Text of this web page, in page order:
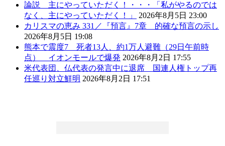
論説 主にやっていただく！・・・「私がやるのでは
なく、主にやっていただく！」
2026年8月5日 23:00
カリスマの恵み 331／『預言』7章 的確な預言の示し
2026年8月5日 19:08
熊本で震度7 死者13人、約1万人避難（29日午前時
点） イオンモールで爆発 2026年8月2日 17:55
米代表団、仏代表の発言中に退席 国連人権トップ再
任巡り対立鮮明 2026年8月2日 17:51